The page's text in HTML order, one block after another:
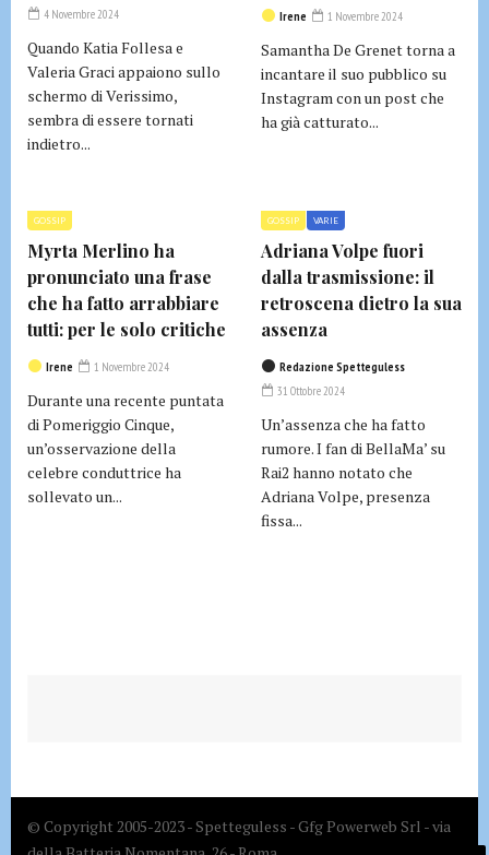
4 Novembre 2024
Quando Katia Follesa e
Valeria Graci appaiono sullo
schermo di Verissimo,
sembra di essere tornati
indietro...
Irene 1 Novembre 2024
Samantha De Grenet torna a
incantare il suo pubblico su
Instagram con un post che
ha già catturato...
GOSSIP
Myrta Merlino ha
pronunciato una frase
che ha fatto arrabbiare
tutti: per le solo critiche
Irene 1 Novembre 2024
Durante una recente puntata
di Pomeriggio Cinque,
un’osservazione della
celebre conduttrice ha
sollevato un...
GOSSIP VARIE
Adriana Volpe fuori
dalla trasmissione: il
retroscena dietro la sua
assenza
Redazione Spetteguless
31 Ottobre 2024
Un’assenza che ha fatto
rumore. I fan di BellaMa’ su
Rai2 hanno notato che
Adriana Volpe, presenza
fissa...
© Copyright 2005-2023 - Spetteguless - Gfg Powerweb Srl - via